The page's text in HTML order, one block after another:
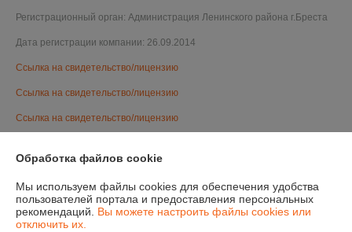
Регистрационный орган: Администрация Ленинского района г.Бреста
Дата регистрации компании: 26.09.2014
Ссылка на свидетельство/лицензию
Ссылка на свидетельство/лицензию
Ссылка на свидетельство/лицензию
Ссылка на свидетельство/лицензию
Ссылка на свидетельство/лицензию
Ссылка на свидетельство/лицензию
Обработка файлов cookie
Мы используем файлы cookies для обеспечения удобства
пользователей портала и предоставления персональных
рекомендаций. Вы можете настроить файлы cookies или
отключить их.